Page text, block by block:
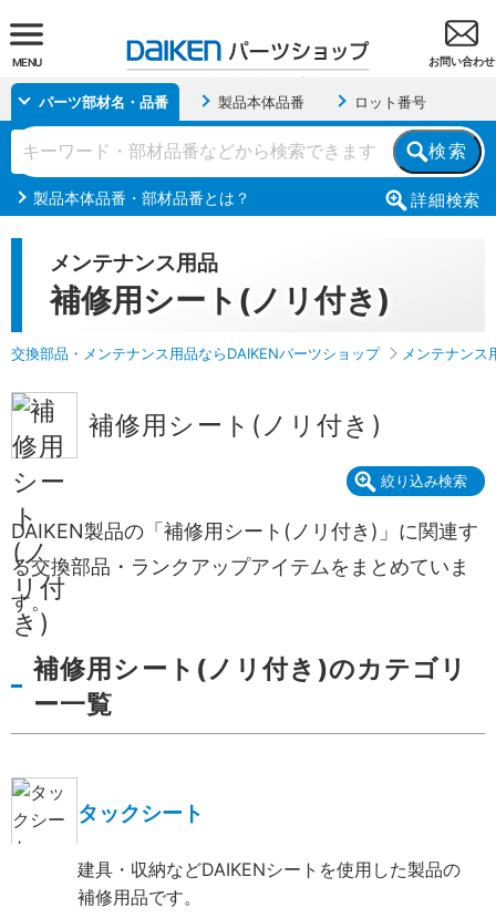
お問い合わせ
MENU
パーツ部材名・品番 製品本体品番 ロット番号
検索
詳細検索
製品本体品番・部材品番とは？
メンテナンス用品
補修用シート(ノリ付き)
交換部品・メンテナンス用品ならDAIKENパーツショップ メンテナンス
補修用シート(ノリ付き)
絞り込み検索
DAIKEN製品の「補修用シート(ノリ付き)」に関連す
る交換部品・ランクアップアイテムをまとめていま
す。
補修用シート(ノリ付き)のカテゴリ
ー一覧
タックシート
建具・収納などDAIKENシートを使用した製品の
補修用品です。